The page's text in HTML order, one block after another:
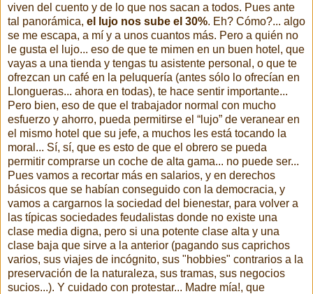
viven del cuento y de lo que nos sacan a todos. Pues ante
tal panorámica, el lujo nos sube el 30%. Eh? Cómo?... algo
se me escapa, a mí y a unos cuantos más. Pero a quién no
le gusta el lujo... eso de que te mimen en un buen hotel, que
vayas a una tienda y tengas tu asistente personal, o que te
ofrezcan un café en la peluquería (antes sólo lo ofrecían en
Llongueras... ahora en todas), te hace sentir importante...
Pero bien, eso de que el trabajador normal con mucho
esfuerzo y ahorro, pueda permitirse el “lujo” de veranear en
el mismo hotel que su jefe, a muchos les está tocando la
moral... Sí, sí, que es esto de que el obrero se pueda
permitir comprarse un coche de alta gama... no puede ser...
Pues vamos a recortar más en salarios, y en derechos
básicos que se habían conseguido con la democracia, y
vamos a cargarnos la sociedad del bienestar, para volver a
las típicas sociedades feudalistas donde no existe una
clase media digna, pero si una potente clase alta y una
clase baja que sirve a la anterior (pagando sus caprichos
varios, sus viajes de incógnito, sus "hobbies" contrarios a la
preservación de la naturaleza, sus tramas, sus negocios
sucios...). Y cuidado con protestar... Madre mía!, que